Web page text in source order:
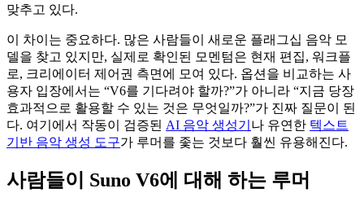
맞추고 있다.
이 차이는 중요하다. 많은 사람들이 새로운 플래그십 음악 모
델을 찾고 있지만, 실제로 확인된 모멘텀은 현재 편집, 워크플
로, 크리에이터 제어권 측면에 모여 있다. 옵션을 비교하는 사
용자 입장에서는 “V6를 기다려야 할까?”가 아니라 “지금 당장
효과적으로 활용할 수 있는 것은 무엇일까?”가 진짜 질문이 된
다. 여기에서 작동이 검증된 AI 음악 생성기 나 유연한 텍스트
기반 음악 생성 도구가 루머를 좇는 것보다 훨씬 유용해진다.
사람들이 Suno V6에 대해 하는 루머